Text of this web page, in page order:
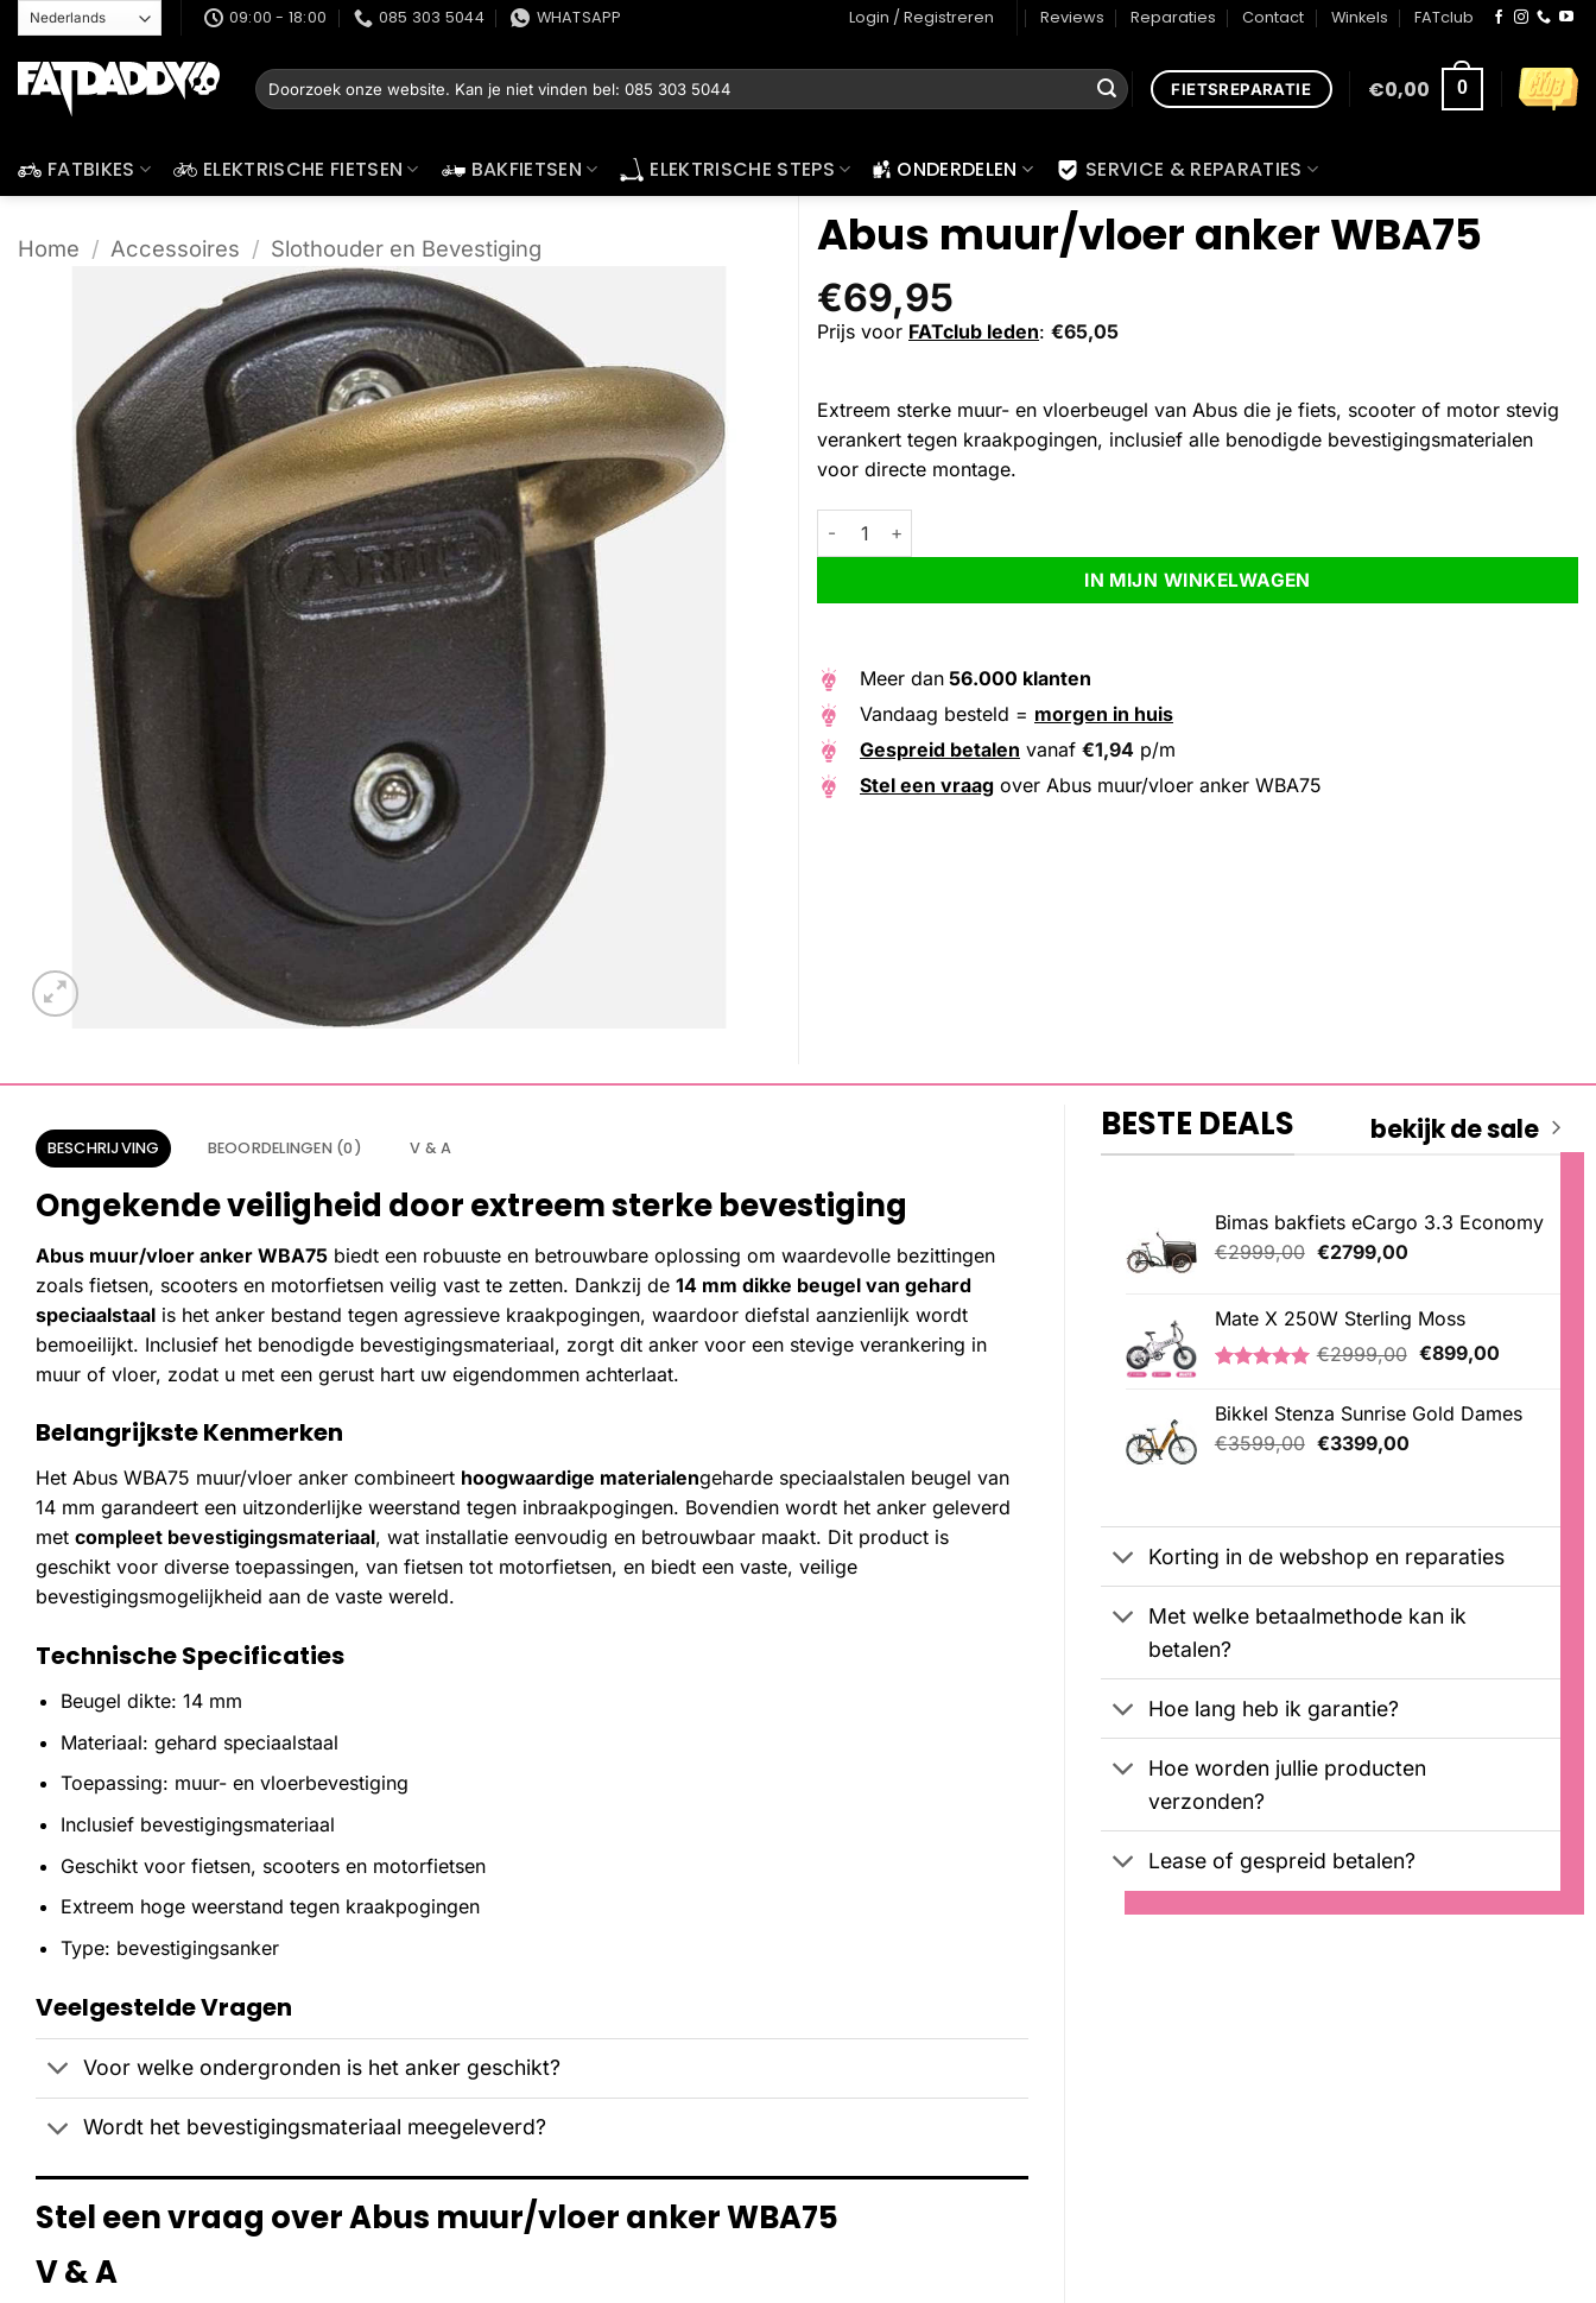
naar
inhoud
09:00 - 18:00 085 303 5044 WHATSAPP Login / Registreren Reviews Reparaties Contact Winkels FATclub
Zoeken
naar:
FIETSREPARATIE €0,00 0
FATBIKES ELEKTRISCHE FIETSEN BAKFIETSEN ELEKTRISCHE STEPS ONDERDELEN SERVICE & REPARATIES
Home / Accessoires / Slothouder en Bevestiging Abus muur/vloer anker WBA75
€69,95
Prijs voor FATclub leden: €65,05
Extreem sterke muur- en vloerbeugel van Abus die je fiets, scooter of motor stevig
verankert tegen kraakpogingen, inclusief alle benodigde bevestigingsmaterialen
voor directe montage.
Abus muur/vloer anker WBA75 aantal
IN MIJN WINKELWAGEN
Alternative:
Meer dan 56.000 klanten
Vandaag besteld = morgen in huis
Gespreid betalen vanaf €1,94 p/m
Stel een vraag over Abus muur/vloer anker WBA75
BESCHRIJVING BEOORDELINGEN (0) V & A
Ongekende veiligheid door extreem sterke bevestiging
Abus muur/vloer anker WBA75 biedt een robuuste en betrouwbare oplossing om waardevolle bezittingen
zoals fietsen, scooters en motorfietsen veilig vast te zetten. Dankzij de 14 mm dikke beugel van gehard
speciaalstaal is het anker bestand tegen agressieve kraakpogingen, waardoor diefstal aanzienlijk wordt
bemoeilijkt. Inclusief het benodigde bevestigingsmateriaal, zorgt dit anker voor een stevige verankering in
muur of vloer, zodat u met een gerust hart uw eigendommen achterlaat.
Belangrijkste Kenmerken
Het Abus WBA75 muur/vloer anker combineert hoogwaardige materialengeharde speciaalstalen beugel van
14 mm garandeert een uitzonderlijke weerstand tegen inbraakpogingen. Bovendien wordt het anker geleverd
met compleet bevestigingsmateriaal, wat installatie eenvoudig en betrouwbaar maakt. Dit product is
geschikt voor diverse toepassingen, van fietsen tot motorfietsen, en biedt een vaste, veilige
bevestigingsmogelijkheid aan de vaste wereld.
Technische Specificaties
Beugel dikte: 14 mm
Materiaal: gehard speciaalstaal
Toepassing: muur- en vloerbevestiging
Inclusief bevestigingsmateriaal
Geschikt voor fietsen, scooters en motorfietsen
Extreem hoge weerstand tegen kraakpogingen
Type: bevestigingsanker
Veelgestelde Vragen
Voor welke ondergronden is het anker geschikt?
Wordt het bevestigingsmateriaal meegeleverd?
Stel een vraag over Abus muur/vloer anker WBA75
V & A
BESTE DEALS bekijk de sale
Bimas bakfiets eCargo 3.3 Economy
€2999,00 Oorspronkelijke
€2999,00.
€2799,00Huidige
€2799,00.
Mate X 250W Sterling Moss
5.00
op 5
gebaseerd
op
klantbeoordelingen
€2999,00 Oorspronkelijke
€2999,00.
€899,00Huidige
€899,00.
Bikkel Stenza Sunrise Gold Dames
€3599,00 Oorspronkelijke
€3399,00Huidige
Korting in de webshop en reparaties
Met welke betaalmethode kan ik
betalen?
Hoe lang heb ik garantie?
Hoe worden jullie producten
verzonden?
Lease of gespreid betalen?